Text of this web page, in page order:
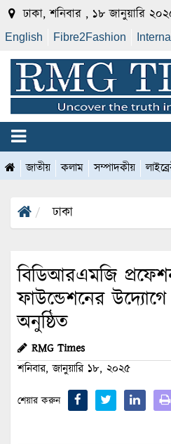
ঢাকা, শনিবার , ১৮ জানুয়ারি
English Fibre2Fashion
জাতীয় কলাম সম্পাদকীয়
ঢাকা
বিডিআরএমজি
ফাউন্ডেশনের
অনুষ্ঠিত
RMG Times
শনিবার, জানুয়ারি ১৮, ২০২৫
শেয়ার করুন